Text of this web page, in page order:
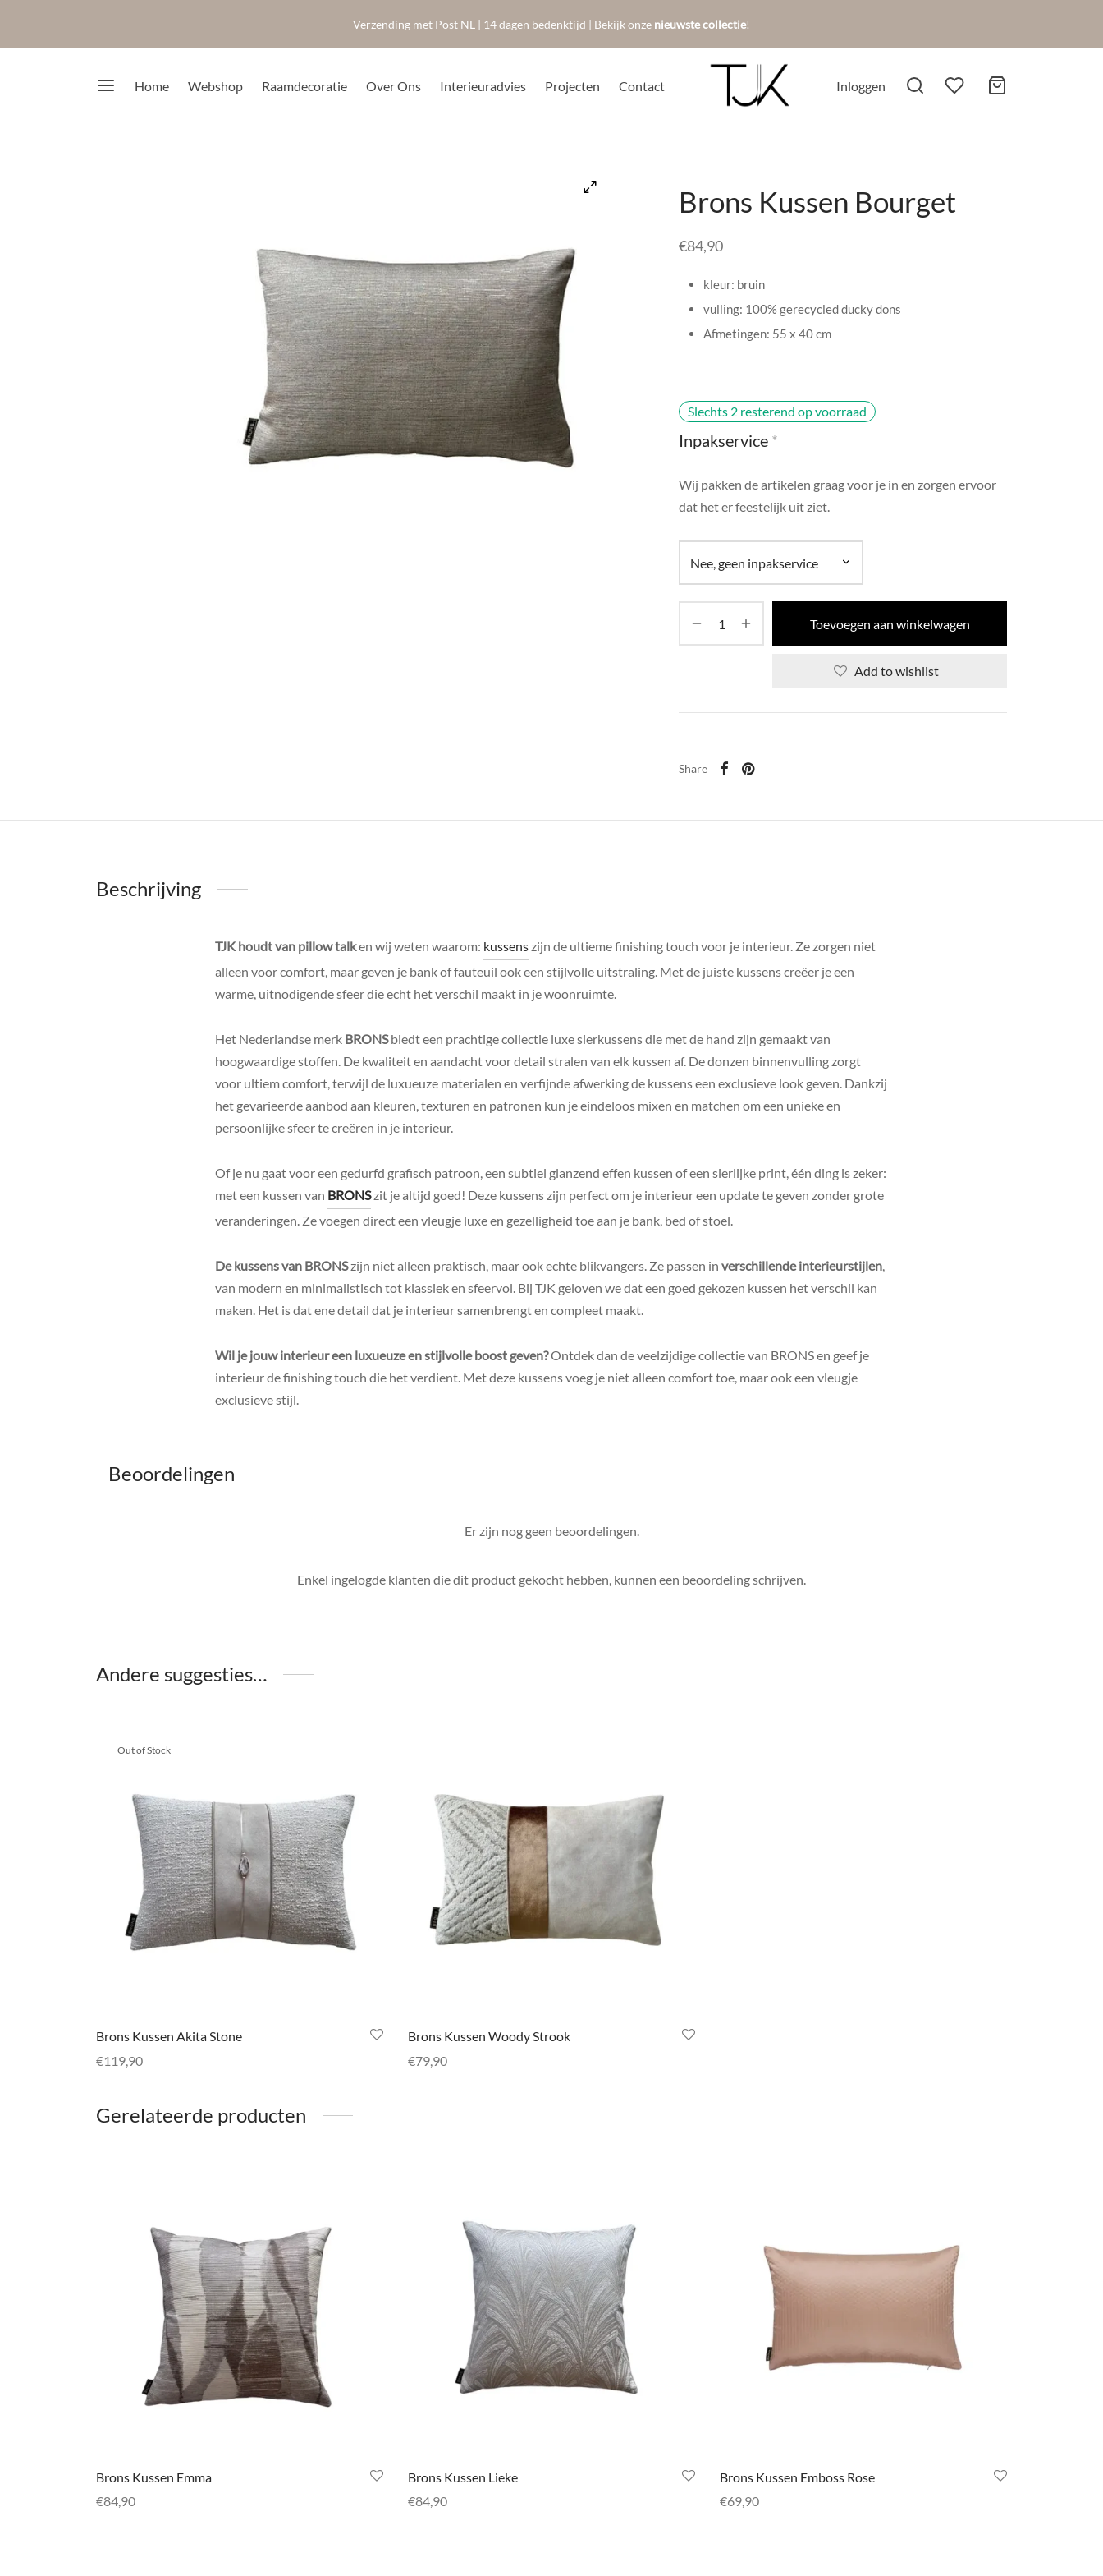
Verzending met Post NL | 14 dagen bedenktijd | Bekijk onze nieuwste collectie!
Home Webshop Raamdecoratie Over Ons Interieuradvies Projecten Contact Inloggen
Brons Kussen Bourget
€84,90
kleur: bruin
vulling: 100% gerecycled ducky dons
Afmetingen: 55 x 40 cm
Slechts 2 resterend op voorraad
Inpakservice *
Wij pakken de artikelen graag voor je in en zorgen ervoor
dat het er feestelijk uit ziet.
Toevoegen aan winkelwagen
Add to wishlist
Share
Beschrijving
TJK houdt van pillow talken wij weten waarom: kussenszijn de ultieme finishing touch voor je interieur. Ze zorgen niet
alleen voor comfort, maar geven je bank of fauteuil ook een stijlvolle uitstraling. Met de juiste kussens creëer je een
warme, uitnodigende sfeer die echt het verschil maakt in je woonruimte.
Het Nederlandse merk BRONSbiedt een prachtige collectie luxe sierkussens die met de hand zijn gemaakt van
hoogwaardige stoffen. De kwaliteit en aandacht voor detail stralen van elk kussen af. De donzen binnenvulling zorgt
voor ultiem comfort, terwijl de luxueuze materialen en verfijnde afwerking de kussens een exclusieve look geven. Dankzij
het gevarieerde aanbod aan kleuren, texturen en patronen kun je eindeloos mixen en matchen om een unieke en
persoonlijke sfeer te creëren in je interieur.
Of je nu gaat voor een gedurfd grafisch patroon, een subtiel glanzend effen kussen of een sierlijke print, één ding is zeker:
met een kussen van BRONSzit je altijd goed! Deze kussens zijn perfect om je interieur een update te geven zonder grote
veranderingen. Ze voegen direct een vleugje luxe en gezelligheid toe aan je bank, bed of stoel.
De kussens van BRONSzijn niet alleen praktisch, maar ook echte blikvangers. Ze passen in verschillende interieurstijlen,
van modern en minimalistisch tot klassiek en sfeervol. Bij TJK geloven we dat een goed gekozen kussen het verschil kan
maken. Het is dat ene detail dat je interieur samenbrengt en compleet maakt.
Wil je jouw interieur een luxueuze en stijlvolle boost geven?Ontdek dan de veelzijdige collectie van BRONS en geef je
interieur de finishing touch die het verdient. Met deze kussens voeg je niet alleen comfort toe, maar ook een vleugje
exclusieve stijl.
Beoordelingen
Er zijn nog geen beoordelingen.
Enkel ingelogde klanten die dit product gekocht hebben, kunnen een beoordeling schrijven.
Andere suggesties…
Out of Stock
Brons Kussen Akita Stone
€119,90
Brons Kussen Woody Strook
€79,90
Gerelateerde producten
Brons Kussen Emma
€84,90
Brons Kussen Lieke
€84,90
Brons Kussen Emboss Rose
€69,90